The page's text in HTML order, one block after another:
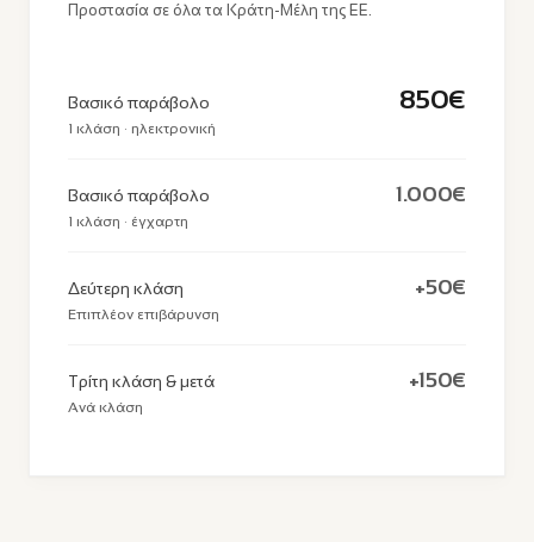
Προστασία σε όλα τα Κράτη-Μέλη της ΕΕ.
Βασικό παράβολο
1 κλάση · ηλεκτρονική
850€
Βασικό παράβολο
1 κλάση · έγχαρτη
1.000€
Δεύτερη κλάση
Επιπλέον επιβάρυνση
+50€
Τρίτη κλάση & μετά
Ανά κλάση
+150€